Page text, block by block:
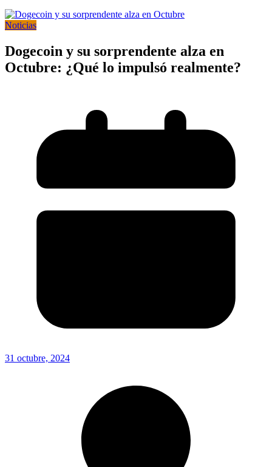
Noticias
Dogecoin y su sorprendente alza en
Octubre: ¿Qué lo impulsó realmente?
31 octubre, 2024